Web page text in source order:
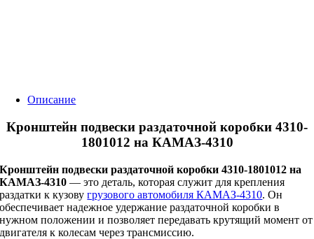
Описание
Кронштейн подвески раздаточной коробки 4310-
1801012 на КАМАЗ-4310
Кронштейн подвески раздаточной коробки 4310-1801012 на
КАМАЗ-4310 — это деталь, которая служит для крепления
раздатки к кузовугрузового автомобиля КАМАЗ-4310. Он
обеспечивает надежное удержание раздаточной коробки в
нужном положении и позволяет передавать крутящий момент от
двигателя к колесам через трансмиссию.